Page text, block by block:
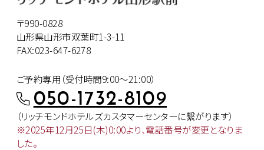
〒990-0828
山形県山形市双葉町1-3-11
FAX:023-647-6278
ご予約専用（受付時間9:00～21:00）
050-1732-8109
（リッチモンドホテルズカスタマーセンターに繋がります）
※2025年12月25日(木)0:00より、電話番号が変更となりま
した。